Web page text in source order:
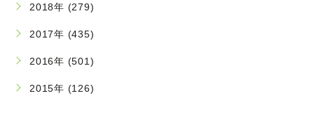
2018年 (279)
2017年 (435)
2016年 (501)
2015年 (126)